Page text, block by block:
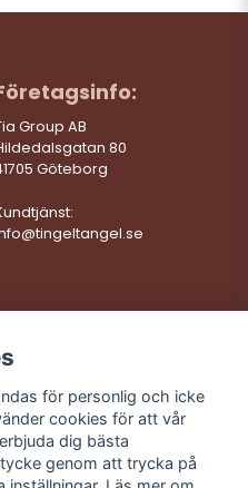
Group AB
80
Göteborg
levererar:
Snabba leveranser
Trygga köp
Fri frakt över 499:-
Trevlig kundtjänst
för personlig och icke
cookies för att vår
dig bästa
genom att trycka på